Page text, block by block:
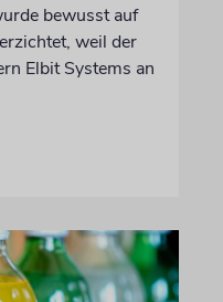
bewusst auf
weil der
Elbit Systems an